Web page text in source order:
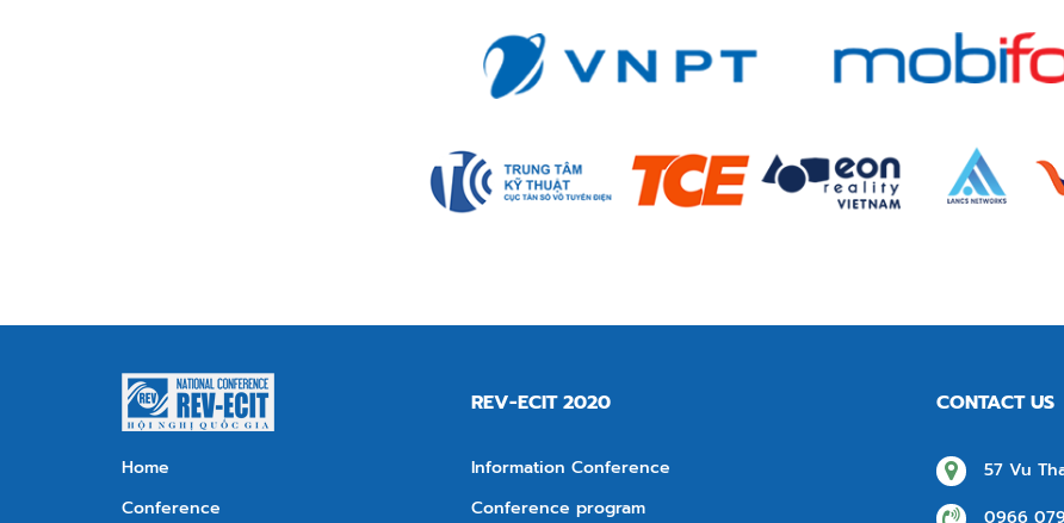
Home
Conference
REV-ECIT 2020
Information Conference
Conference program
CONTACT US
57 Vu
0966